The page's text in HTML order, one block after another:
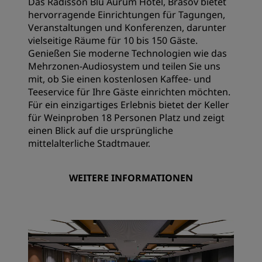
hervorragende Einrichtungen für Tagungen,
Veranstaltungen und Konferenzen, darunter
vielseitige Räume für 10 bis 150 Gäste.
Genießen Sie moderne Technologien wie das
Mehrzonen-Audiosystem und teilen Sie uns
mit, ob Sie einen kostenlosen Kaffee- und
Teeservice für Ihre Gäste einrichten möchten.
Für ein einzigartiges Erlebnis bietet der Keller
für Weinproben 18 Personen Platz und zeigt
einen Blick auf die ursprüngliche
mittelalterliche Stadtmauer.
WEITERE INFORMATIONEN